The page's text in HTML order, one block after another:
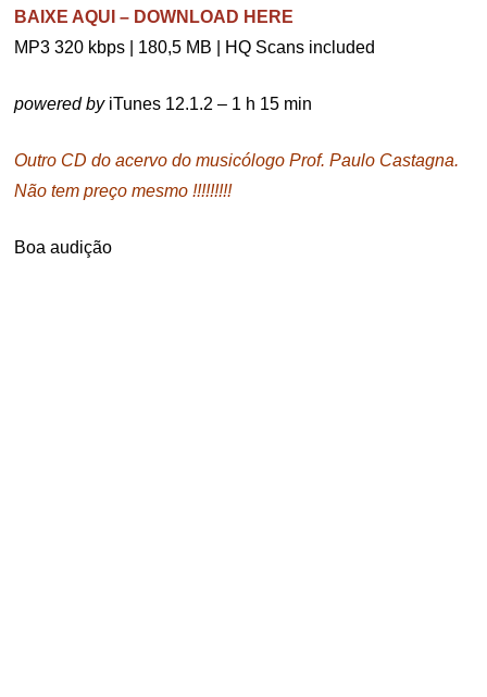
BAIXE AQUI – DOWNLOAD HERE
MP3 320 kbps | 180,5 MB | HQ Scans included
powered byiTunes 12.1.2 – 1 h 15 min
Outro CD do acervo do musicólogo Prof. Paulo Castagna.
Não tem preço mesmo !!!!!!!!!
Boa audição